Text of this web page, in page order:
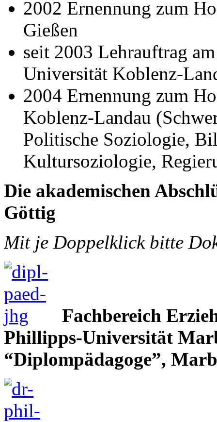
2002 Ernennung zum
Gießen
seit 2003 Lehrauftrag
Universität Koblenz-
2004 Ernennung zum
Koblenz-Landau
Politische Soziologie,
Kultursoziologie,
Die akademischen
Göttig
Mit je Doppelklick bitte
Fachbereich
Phillipps-Universität
“Diplompädagoge”,